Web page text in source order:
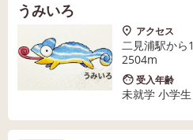
うみいろ
アクセス
二見浦駅から
2504m
受入年齢
未就学 小学